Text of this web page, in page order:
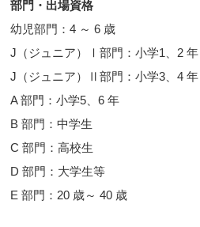
部門・出場資格
幼児部門：4 ～ 6 歳
J（ジュニア）Ⅰ部門：小学1、2 年
J（ジュニア）Ⅱ部門：小学3、4 年
A 部門：小学5、6 年
B 部門：中学生
C 部門：高校生
D 部門：大学生等
E 部門：20 歳～ 40 歳